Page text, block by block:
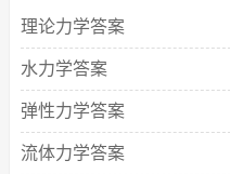
理论力学答案
水力学答案
弹性力学答案
流体力学答案